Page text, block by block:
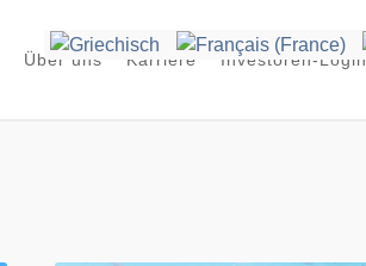
Über uns Karriere Investoren-Login